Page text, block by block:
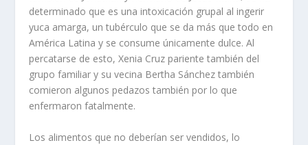
determinado que es una intoxicación grupal al ingerir
yuca amarga, un tubérculo que se da más que todo en
América Latina y se consume únicamente dulce. Al
percatarse de esto, Xenia Cruz pariente también del
grupo familiar y su vecina Bertha Sánchez también
comieron algunos pedazos también por lo que
enfermaron fatalmente.
Los alimentos que no deberían ser vendidos, lo